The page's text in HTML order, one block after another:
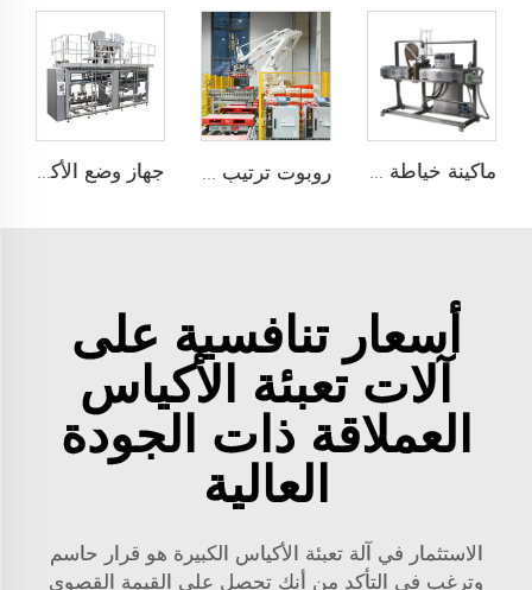
جهاز وضع الأكياس تلقائيًا ذو محطتين JCN-G2-2A-B
أسعار تنافسية على
آلات تعبئة الأكياس
العملاقة ذات الجودة
العالية
الاستثمار في آلة تعبئة الأكياس الكبيرة هو قرار حاسم
وترغب في التأكد من أنك تحصل على القيمة القصوى